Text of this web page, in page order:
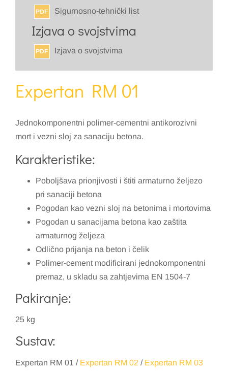
PDF Sigurnosno-tehnički list
Izjava o svojstvima
PDF Izjava o svojstvima
Expertan RM 01
Jednokomponentni polimer-cementni antikorozivni
mort i vezni sloj za sanaciju betona.
Karakteristike:
Poboljšava prionjivosti i štiti armaturno željezo
pri sanaciji betona
Pogodan kao vezni sloj na betonima i mortovima
Pogodan u sanacijama betona kao zaštita
armaturnog željeza
Odlično prijanja na beton i čelik
Polimer-cement modificirani jednokomponentni
premaz, u skladu sa zahtjevima EN 1504-7
Pakiranje:
25 kg
Sustav:
Expertan RM 01 / Expertan RM 02 / Expertan RM 03